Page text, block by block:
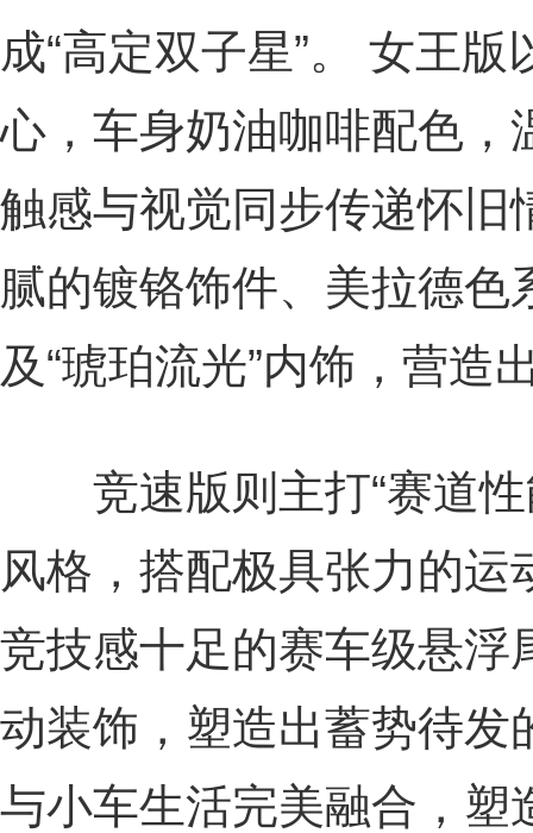
成“高定双子星”。 女王版
心，车身奶油咖啡配色，
触感与视觉同步传递怀旧
腻的镀铬饰件、美拉德
及“琥珀流光”内饰，营造
竞速版则主打“赛道性
风格，搭配极具张力的
竞技感十足的赛车级悬浮
动装饰，塑造出蓄势待发
与小车生活完美融合，塑